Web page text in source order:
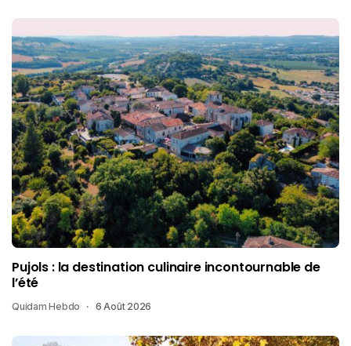
Pujols : la destination culinaire incontournable de
l’été
Quidam Hebdo 6 Août 2026